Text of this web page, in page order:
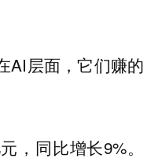
AI层面，它们赚的
，同比增长9%。